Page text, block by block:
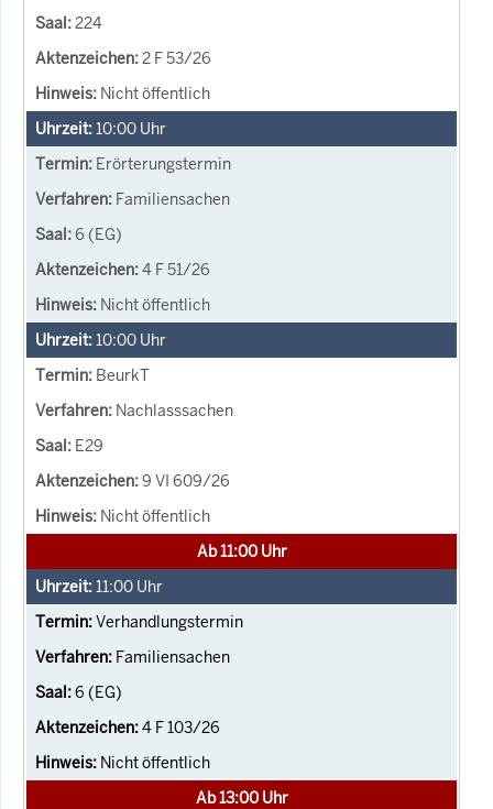
224
2 F 53/26
Nicht öffentlich
10:00 Uhr
Erörterungstermin
Familiensachen
6 (EG)
4 F 51/26
Nicht öffentlich
10:00 Uhr
BeurkT
Nachlasssachen
E29
9 VI 609/26
Nicht öffentlich
Ab 11:00 Uhr
11:00 Uhr
Verhandlungstermin
Familiensachen
6 (EG)
4 F 103/26
Nicht öffentlich
Ab 13:00 Uhr